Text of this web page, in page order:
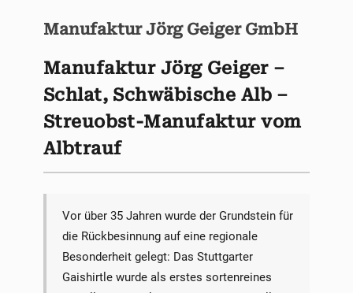
Manufaktur Jörg Geiger GmbH
Manufaktur Jörg Geiger –
Schlat, Schwäbische Alb –
Streuobst-Manufaktur vom
Albtrauf
Vor über 35 Jahren wurde der Grundstein für
die Rückbesinnung auf eine regionale
Besonderheit gelegt: Das Stuttgarter
Gaishirtle wurde als erstes sortenreines